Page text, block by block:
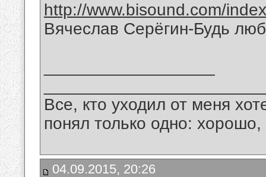
http://www.bisound.com/
Вячеслав Серёгин-Будь
Все, кто уходил от меня
понял только одно:
04.09.2015, 20:26